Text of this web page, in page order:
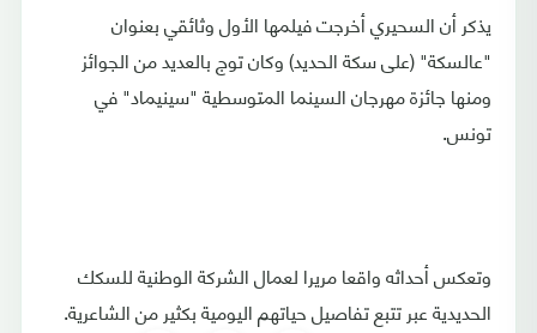
يذكر أن السحيري أخرجت فيلمها الأول وثائقي بعنوان
"عالسكة" (على سكة الحديد) وكان توج بالعديد من الجوائز
ومنها جائزة مهرجان السينما المتوسطية "سينيماد" في
تونس.
وتعكس أحداثه واقعا مريرا لعمال الشركة الوطنية للسكك
الحديدية عبر تتبع تفاصيل حياتهم اليومية بكثير من الشاعرية.